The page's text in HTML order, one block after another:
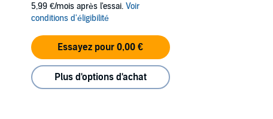
5,99 €/mois après l'essai. Voir
conditions d'éligibilité
Essayez pour 0,00 €
Plus d'options d'achat